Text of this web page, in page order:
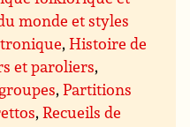
monde et styles
,Histoire de
et paroliers,
,Partitions
,Recueils de